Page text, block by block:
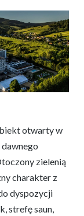
otwarty w
zielenią
charakter z
dyspozycji
strefę saun,